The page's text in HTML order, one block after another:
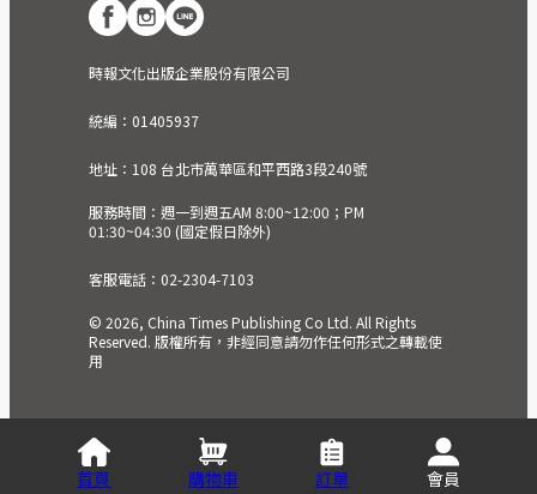
時報文化出版企業股份有限公司
統編：01405937
地址：108 台北市萬華區和平西路3段240號
服務時間：週一到週五AM 8:00~12:00；PM
01:30~04:30 (國定假日除外)
客服電話：02-2304-7103
© 2026, China Times Publishing Co Ltd. All Rights
Reserved. 版權所有，非經同意請勿作任何形式之轉載使
用
首頁 購物車 訂單 會員